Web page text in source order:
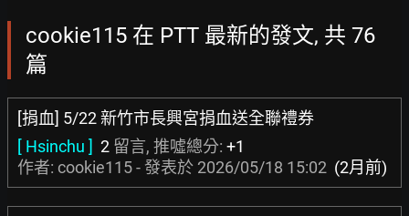
cookie115 在 PTT 最新的發文, 共 76
篇
[捐血] 5/22 新竹市長興宮捐血送全聯禮券
[ Hsinchu ] 2 留言, 推噓總分: +1
作者: cookie115 - 發表於 2026/05/18 15:02 (2月前)